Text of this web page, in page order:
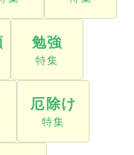
勉強
厄除け